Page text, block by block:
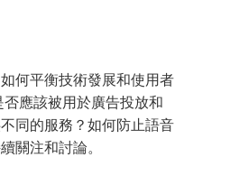
何平衡技術發展和使用者
應該被用於廣告投放和
同的服務？如何防止語音
關注和討論。